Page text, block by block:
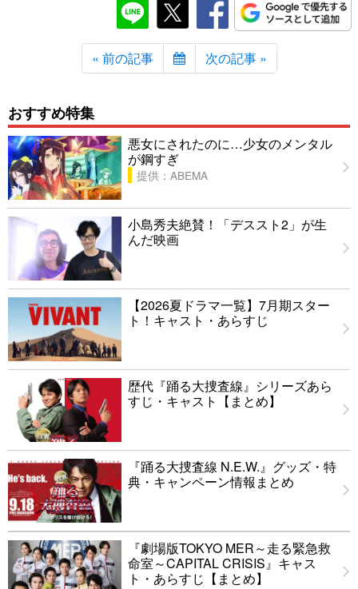
« 前の記事 次の記事 »
おすすめ特集
悪女にされたのに…少女のメンタル
が鋼すぎ
提供：ABEMA
小島秀夫絶賛！「デススト2」が生
んだ映画
【2026夏ドラマ一覧】7月期スター
ト！キャスト・あらすじ
歴代『踊る大捜査線』シリーズあら
すじ・キャスト【まとめ】
『踊る大捜査線 N.E.W.』グッズ・特
典・キャンペーン情報まとめ
『劇場版TOKYO MER～走る緊急救
命室～CAPITAL CRISIS』キャス
ト・あらすじ【まとめ】